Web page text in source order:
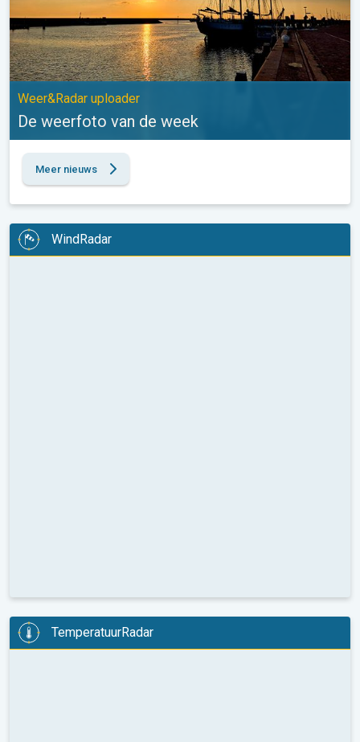
Weer&Radar uploader
De weerfoto van de week
Meer nieuws
WindRadar
TemperatuurRadar